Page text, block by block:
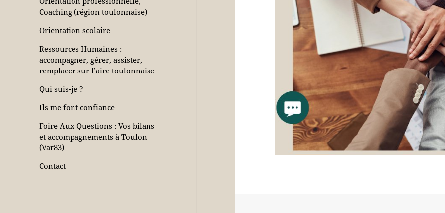
Coaching (région toulonnaise)
Orientation scolaire
Ressources Humaines :
accompagner, gérer, assister,
remplacer sur l’aire toulonnaise
Qui suis-je ?
Ils me font confiance
Foire Aux Questions : Vos bilans
et accompagnements à Toulon
(Var83)
Contact